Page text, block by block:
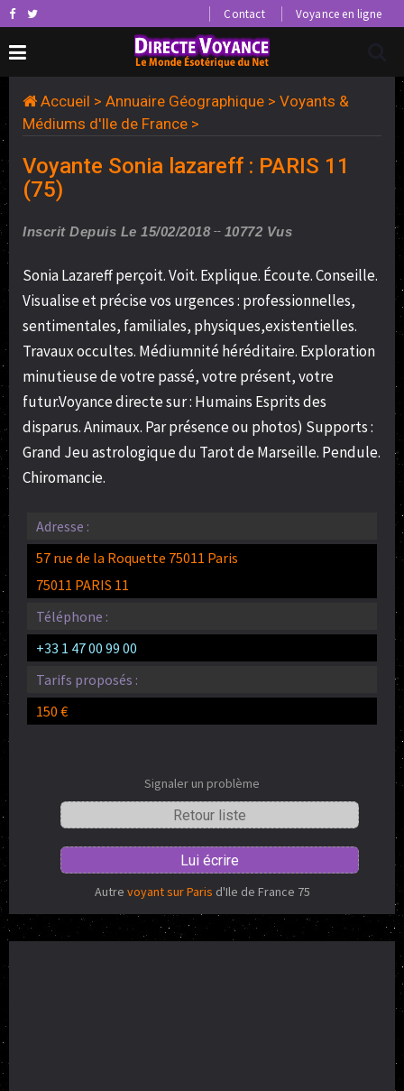
Contact Voyance en ligne
Accueil > Annuaire Géographique > Voyants &
Médiums d'Ile de France >
Voyante Sonia lazareff : PARIS 11
(75)
Inscrit Depuis Le 15/02/2018 10772 Vus
Sonia Lazareff perçoit. Voit. Explique. Écoute. Conseille.
Visualise et précise vos urgences : professionnelles,
sentimentales, familiales, physiques,existentielles.
Travaux occultes. Médiumnité héréditaire. Exploration
minutieuse de votre passé, votre présent, votre
futur.Voyance directe sur : Humains Esprits des
disparus. Animaux. Par présence ou photos) Supports :
Grand Jeu astrologique du Tarot de Marseille. Pendule.
Chiromancie.
Adresse :
57 rue de la Roquette 75011 Paris
75011 PARIS 11
Téléphone :
+33 1 47 00 99 00
Tarifs proposés :
150 €
Signaler un problème
Retour liste
Lui écrire
Autre voyant sur Paris d'Ile de France 75